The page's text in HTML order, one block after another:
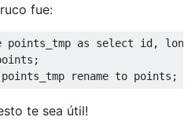
fue:
points_tmp as select id , lon
;
points_tmp rename to points ;
te sea útil!